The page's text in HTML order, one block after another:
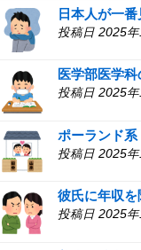
日本人が一
投稿日 2025
医学部医学
投稿日 2025
ポーランド系
投稿日 2025
彼氏に年収を
投稿日 2025